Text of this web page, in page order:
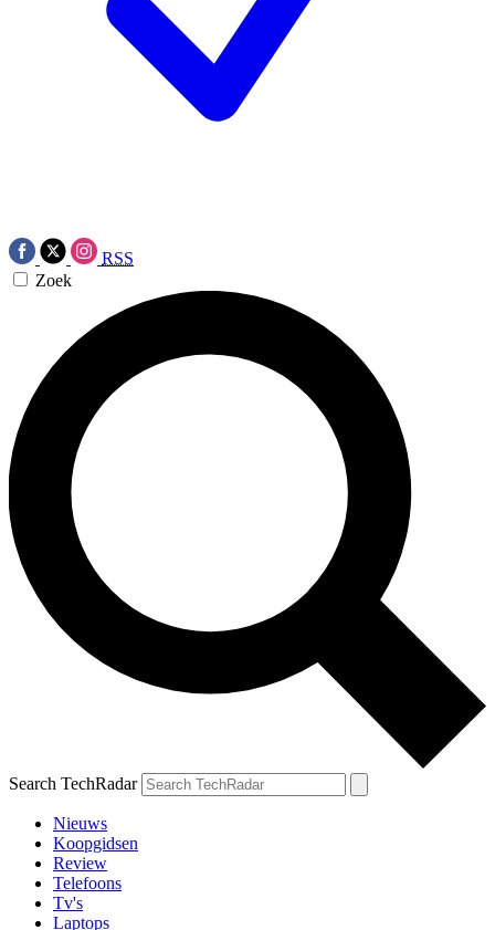
RSS
Zoek
Search TechRadar
Nieuws
Koopgidsen
Review
Telefoons
Tv's
Laptops